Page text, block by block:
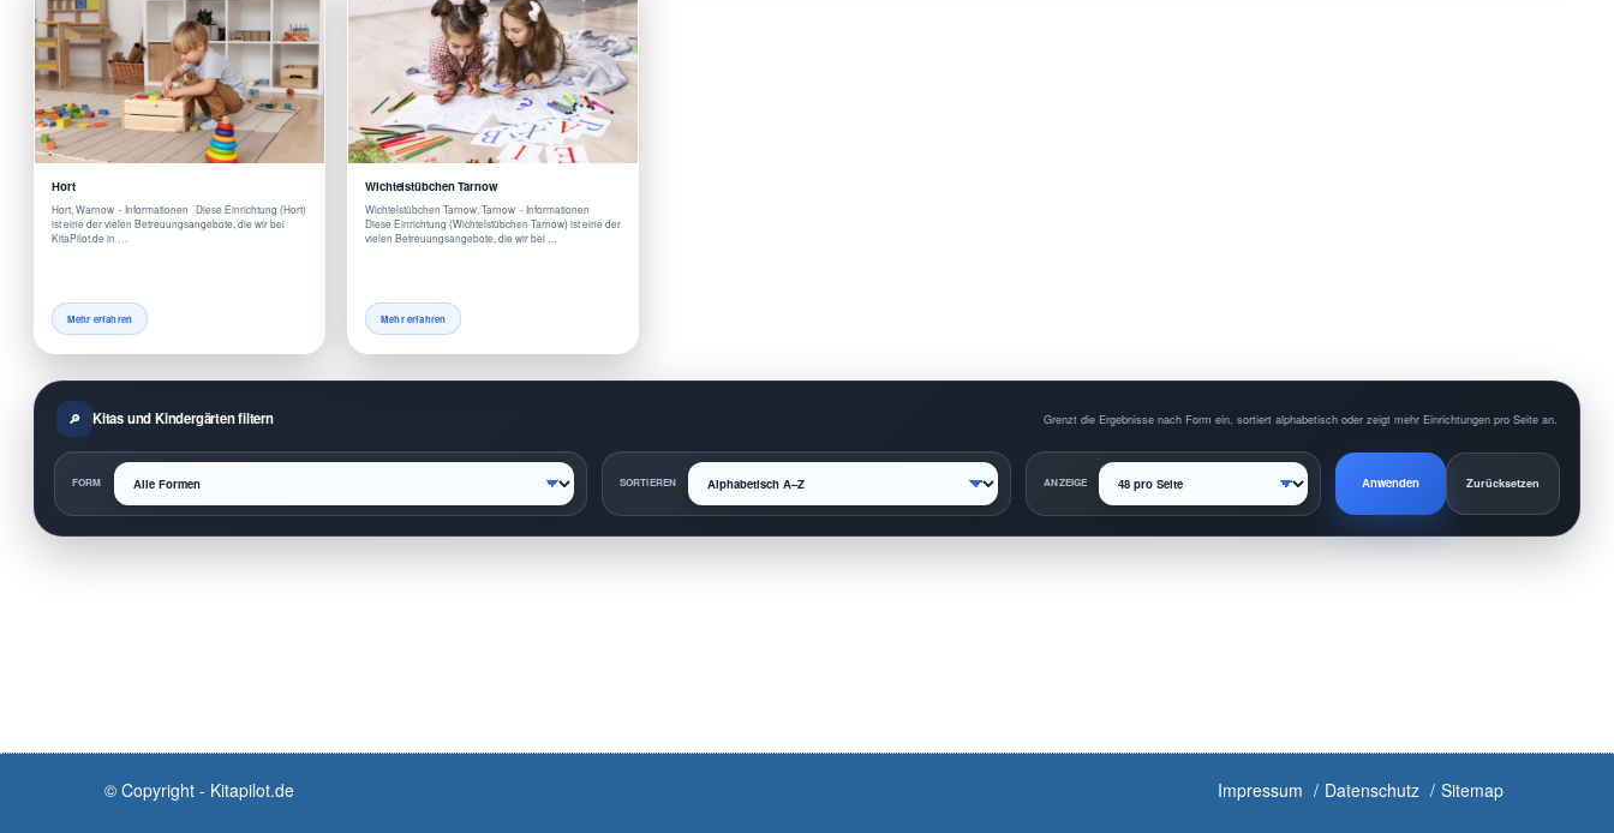
Hort
Hort, Warnow - Informationen Diese Einrichtung (Hort)
ist eine der vielen Betreuungsangebote, die wir bei
KitaPilot.de in …
Mehr erfahren
Wichtelstübchen Tarnow
Wichtelstübchen Tarnow, Tarnow - Informationen
Diese Einrichtung (Wichtelstübchen Tarnow) ist eine der
vielen Betreuungsangebote, die wir bei …
Mehr erfahren
Kitas und Kindergärten filtern Grenzt die Ergebnisse nach Form ein, sortiert alphabetisch oder zeigt mehr Einrichtungen pro Seite an.
FORM SORTIEREN ANZEIGE Anwenden Zurücksetzen
© Copyright - Kitapilot.de Impressum Datenschutz Sitemap